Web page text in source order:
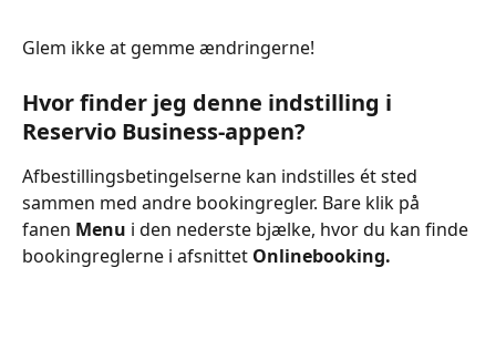
Glem ikke at gemme ændringerne!
Hvor finder jeg denne indstilling i
Reservio Business-appen?
Afbestillingsbetingelserne kan indstilles ét sted
sammen med andre bookingregler. Bare klik på
fanen Menu i den nederste bjælke, hvor du kan finde
bookingreglerne i afsnittet Onlinebooking.